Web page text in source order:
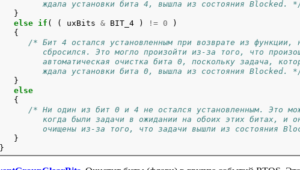
ждала установки бита 4, вышла из состояния Blocked.
else if ( ( uxBits & BIT_4 ) != 0 )
{
/* Бит 4 остался установленным при возврате из функции,
сбросился. Это могло произойти из-за того, что
автоматическая очистка бита 0, поскольку задача,
ждала установки бита 0, вышла из состояния Blocked.
else
{
/* Ни один из бит 0 и 4 не остался установленным. Это
когда были задачи в ожидании на обоих этих битах, и
очищены из-за того, что задачи вышли из состояния